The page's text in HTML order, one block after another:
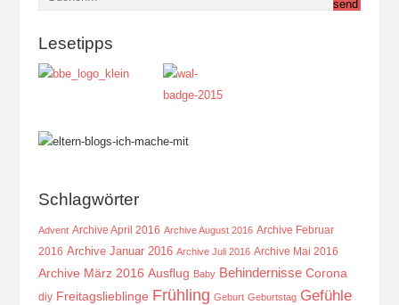
Lesetipps
Schlagwörter
Advent Archive April 2016 Archive August 2016 Archive Februar
2016 Archive Januar 2016 Archive Juli 2016 Archive Mai 2016
Archive März 2016 Ausflug Baby Behindernisse Corona
diy Freitagslieblinge Frühling Geburt Geburtstag Gefühle